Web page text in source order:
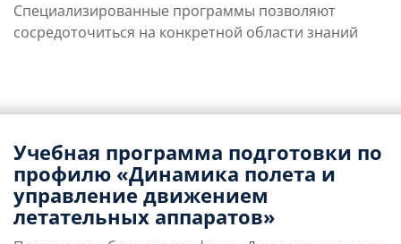
Специализированные программы позволяют
сосредоточиться на конкретной области знаний
Учебная программа подготовки по
профилю «Динамика полета и
управление движением
летательных аппаратов»